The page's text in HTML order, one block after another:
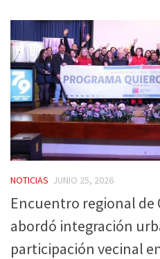
NOTICIAS JUNIO 25, 2026
Encuentro regional de
abordó integración
participación vecinal